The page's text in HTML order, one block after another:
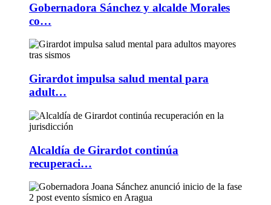
Gobernadora Sánchez y alcalde Morales
co…
Girardot impulsa salud mental para
adult…
Alcaldía de Girardot continúa
recuperaci…